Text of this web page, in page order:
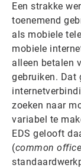
Een strakke
toenemend
als mobiele
mobiele
alleen betalen
gebruiken. Dat
zoeken naar
variabel te
EDS gelooft
(common